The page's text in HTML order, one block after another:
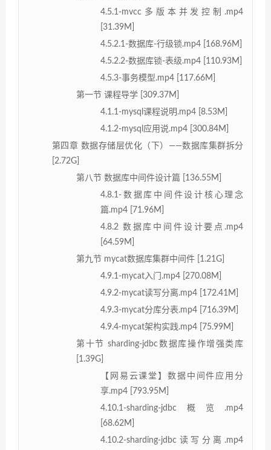
4.5.1-mvcc多版本并发控制.mp4
[31.39M]
4.5.2.1-数据库-行级锁.mp4 [168.96M]
4.5.2.2-数据库锁-表级.mp4 [110.93M]
4.5.3-事务模型.mp4 [117.66M]
第一节 课程导学 [309.37M]
4.1.1-mysql课程说明.mp4 [8.53M]
4.1.2-mysql应用说.mp4 [300.84M]
第四章 数据存储层优化（下）——数据库集群拆分
[2.72G]
第八节 数据库中间件设计篇 [136.55M]
4.8.1-数据库中间件设计核心理念
篇.mp4 [71.96M]
4.8.2 数据库中间件设计要点.mp4
[64.59M]
第九节 mycat数据库集群中间件 [1.21G]
4.9.1-mycat入门.mp4 [270.08M]
4.9.2-mycat读写分离.mp4 [172.41M]
4.9.3-mycat分库分表.mp4 [716.39M]
4.9.4-mycat架构实践.mp4 [75.99M]
第十节 sharding-jdbc数据库操作增强类库
[1.39G]
【网易云课堂】数据中间件应用分
享.mp4 [793.95M]
4.10.1-sharding-jdbc概览.mp4
[68.62M]
4.10.2-sharding-jdbc读写分离.mp4